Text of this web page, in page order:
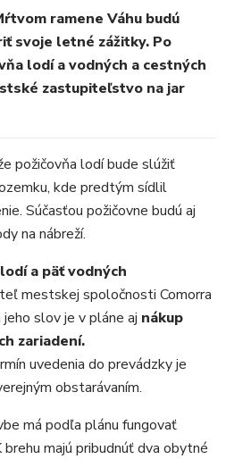
VIDEO
MIX
ramene Váhu budú
svoje letné zážitky. Po
lodí a vodných a cestných
zastupiteľstvo na jar
požičovňa lodí bude slúžiť
kde predtým sídlil
Súčasťou požičovne budú aj
na nábreží.
a päť vodných
mestskej spoločnosti Comorra
slov je v pláne aj nákup
zariadení.
uvedenia do prevádzky je
obstarávaním.
má podľa plánu fungovať
brehu majú pribudnúť dva obytné